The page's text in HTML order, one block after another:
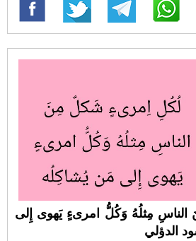
مِثلُهُ وَكُلُّ امرىءٍ يَهوى إِلى
الدؤلي